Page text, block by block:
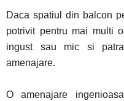
Daca spatiul din balcon
potrivit pentru mai multi
ingust sau mic si
amenajare.
O amenajare